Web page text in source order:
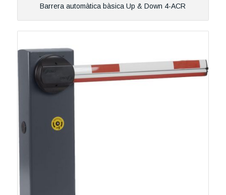
Barrera automàtica bàsica Up & Down 4-ACR